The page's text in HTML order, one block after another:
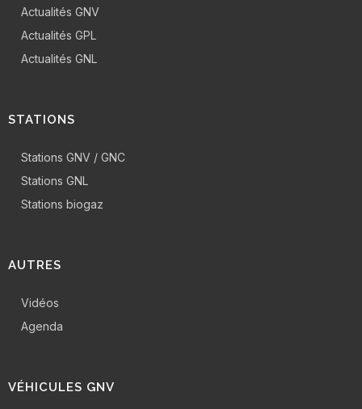
Actualités GNV
Actualités GPL
Actualités GNL
STATIONS
Stations GNV / GNC
Stations GNL
Stations biogaz
AUTRES
Vidéos
Agenda
VÉHICULES GNV